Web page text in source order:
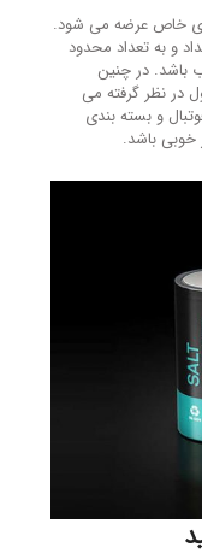
خاص عرضه می شود.
و به تعداد محدود
باشد. در چنین
در نظر گرفته می
و بسته بندی
خوبی باشد.